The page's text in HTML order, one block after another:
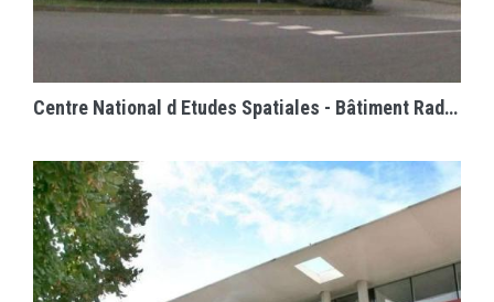
Centre National d Etudes Spatiales - Bâtiment Radio-Fréquence